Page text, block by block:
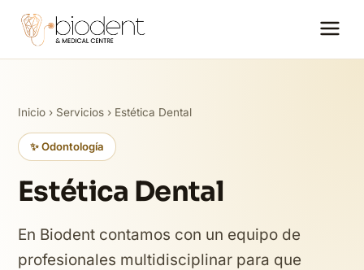
Inicio › Servicios › Estética Dental
✨ Odontología
Estética Dental
En Biodent contamos con un equipo de
profesionales multidisciplinar para que